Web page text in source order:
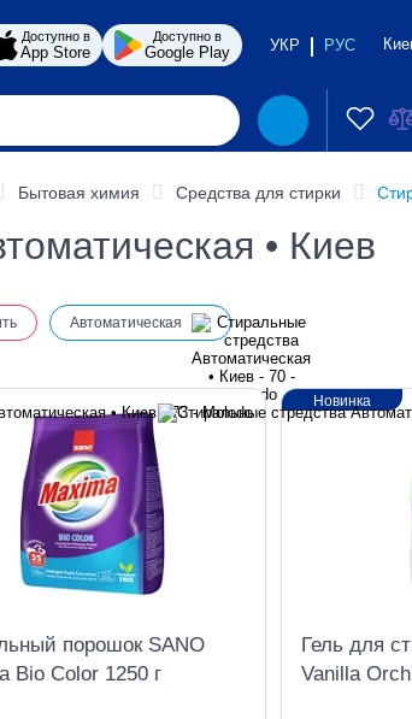
Доступно в
App Store
Доступно в
Google Play УКР РУС
Бытовая химия Средства для стирки
• Киев
Автоматическая
порошок SANO
Bio Color 1250 г
Гель для
Vanilla
Новинка